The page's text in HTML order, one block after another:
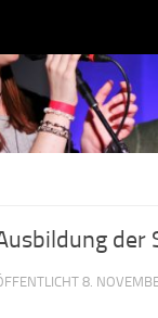
der
8.